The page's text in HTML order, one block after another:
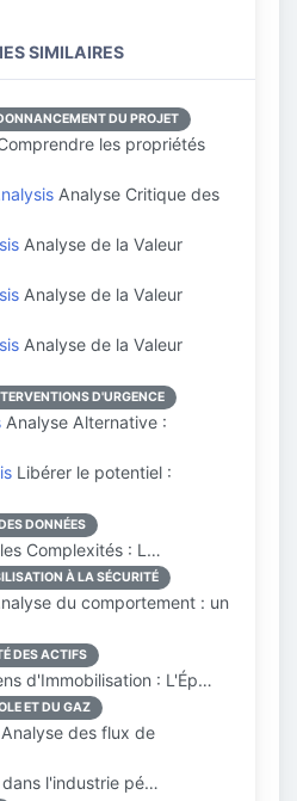
SIMILAIRES
DU PROJET
les propriétés
Analyse Critique des
Analyse de la Valeur
Analyse de la Valeur
Analyse de la Valeur
D'URGENCE
Analyse Alternative :
Libérer le potentiel :
DONNÉES
Complexités : L…
À LA SÉCURITÉ
du comportement : un
DES ACTIFS
d'Immobilisation : L'Ép…
ET DU GAZ
Analyse des flux de
dans l'industrie pé…